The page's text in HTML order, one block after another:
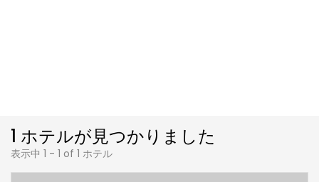
1 ホテルが見つかりました
表示中 1 - 1 of 1 ホテル